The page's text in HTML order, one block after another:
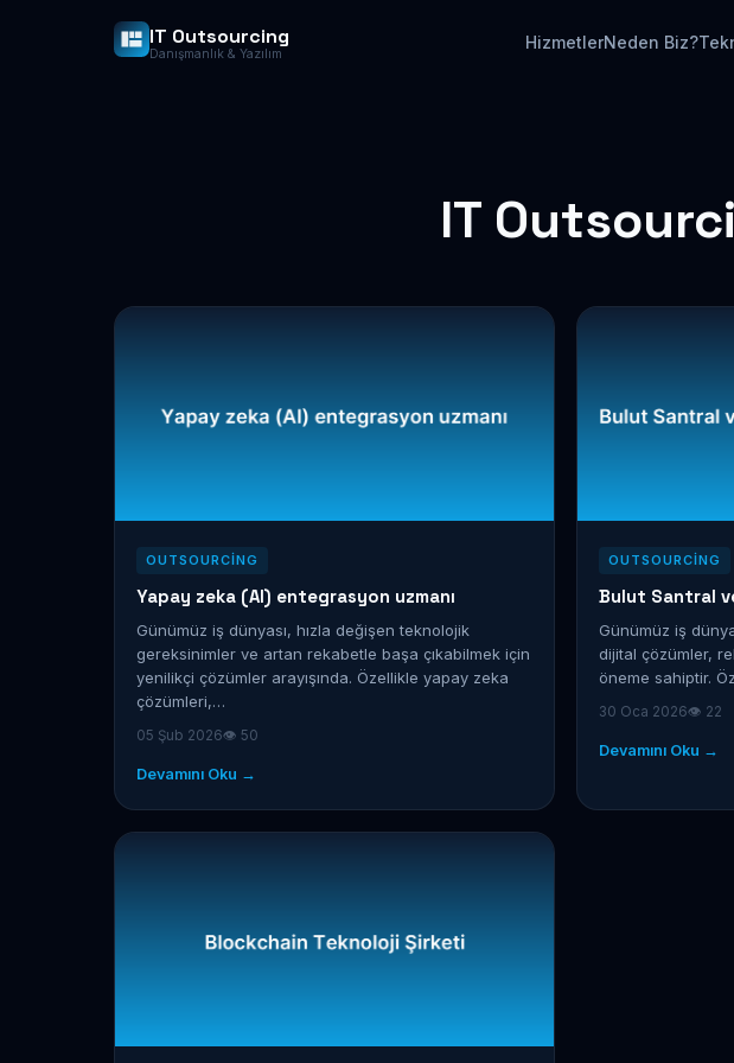
IT Outsourcing
Danışmanlık & Yazılım
HizmetlerNeden Biz?
IT
OUTSOURCING
Yapay zeka (AI) entegrasyon uzmanı
Günümüz iş dünyası, hızla değişen teknolojik
gereksinimler ve artan rekabetle başa çıkabilmek için
yenilikçi çözümler arayışında. Özellikle yapay zeka
çözümleri,…
05 Şub 2026👁 50
Devamını Oku →
OUTSOURCING
Bulut Santral
Günümüz iş
dijital çözümler,
öneme sahiptir.
30 Oca 2026👁 22
Devamını Oku →